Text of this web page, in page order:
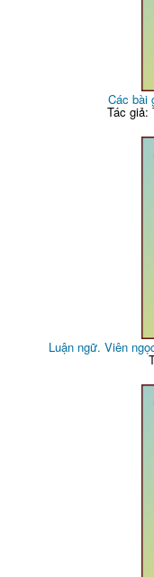
Các bài
Tác giả:
Luận ngữ. Viên